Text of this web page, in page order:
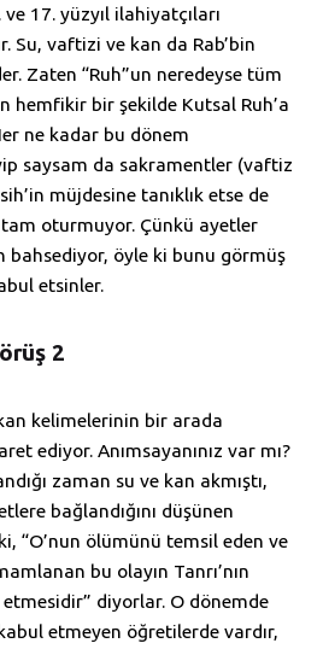
17. yüzyıl ilahiyatçıları
Su, vaftizi ve kan da Rab’bin
Zaten “Ruh”un neredeyse tüm
hemfikir bir şekilde Kutsal Ruh’a
ne kadar bu dönem
saysam da sakramentler (vaftiz
müjdesine tanıklık etse de
oturmuyor. Çünkü ayetler
bahsediyor, öyle ki bunu görmüş
etsinler.
2
kelimelerinin bir arada
ediyor. Anımsayanınız var mı?
zaman su ve kan akmıştı,
bağlandığını düşünen
“O’nun ölümünü temsil eden ve
bu olayın Tanrı’nın
etmesidir” diyorlar. O dönemde
etmeyen öğretilerde vardır,